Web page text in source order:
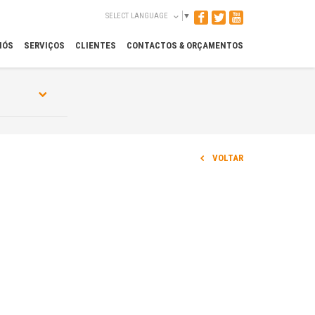
SELECT LANGUAGE ▼
SERVIÇOS CLIENTES CONTACTOS & ORÇAMENTOS
VOLTAR